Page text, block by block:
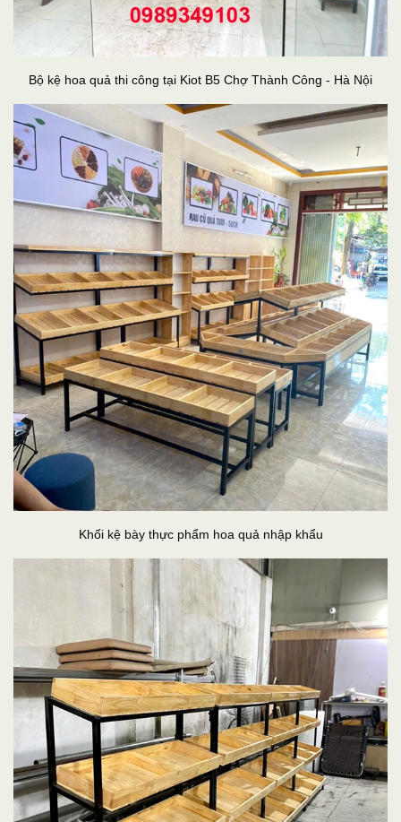
Bộ kệ hoa quả thi công tại Kiot B5 Chợ Thành Công - Hà Nội
Khối kệ bày thực phẩm hoa quả nhập khẩu